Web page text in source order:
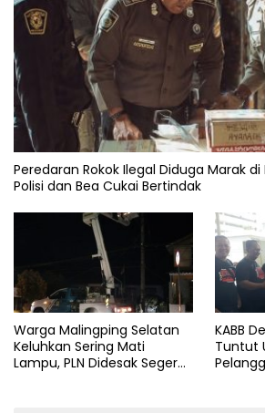
Peredaran Rokok Ilegal Diduga Marak
Polisi dan Bea Cukai Bertindak
Warga Malingping Selatan
Keluhkan Sering Mati
Lampu, PLN Didesak Segera
KABB
Tuntut